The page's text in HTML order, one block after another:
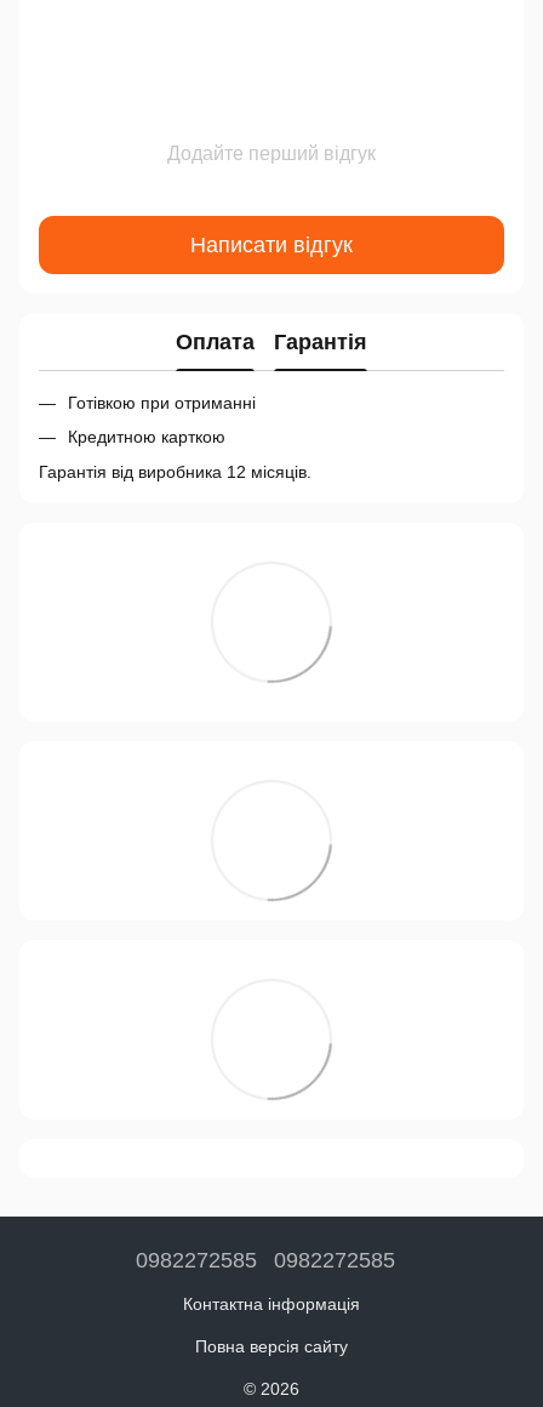
Додайте перший відгук
Написати відгук
Оплата Гарантія
Готівкою при отриманні
Кредитною карткою
Гарантія від виробника 12 місяців.
0982272585 0982272585
Контактна інформація
Повна версія сайту
© 2026